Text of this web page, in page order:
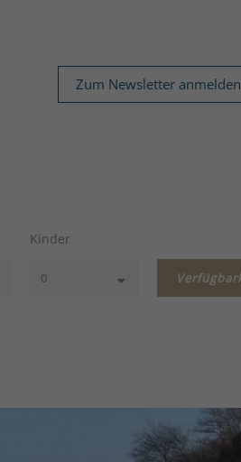
Zum Newsletter anmelden
Kinder